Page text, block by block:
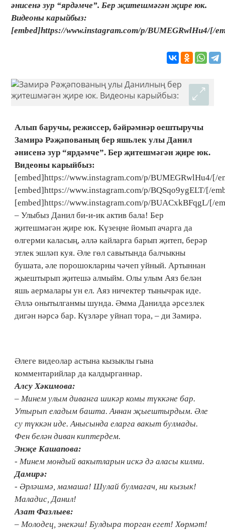
әнисенә зур “ярдәмче”. Бер җитешмәгән җире юк.
Видеоны карыйбыз:
[embed]https://www.instagram.com/p/BUMEGRwlHu4/[/
Алып баручы, режиссер, бәйрәмнәр оештыручы
Замирә Рәҗәпованың бер яшьлек улы Данил
әнисенә зур “ярдәмче”. Бер җитешмәгән җире юк.
Видеоны карыйбыз:
[embed]https://www.instagram.com/p/BUMEGRwlHu4/[/
[embed]https://www.instagram.com/p/BQSqo9ygELT/[/
[embed]https://www.instagram.com/p/BUACxkBFqgL/[/
– Улыбыз Данил би-и-ик актив бала! Бер
җитешмәгән җире юк. Күзеңне йомып ачарга да
өлгерми каласың, әллә кайларга барып җитеп, берәр
этлек эшләп куя. Әле гөл савытында балчыкны
бушата, әле порошокларны чәчеп уйный. Артыннан
җыештырып җитешә алмыйм. Олы улым Аяз белән
яшь аермалары ун ел. Аяз ничектер тынычрак иде.
Әллә онытылганмы шунда. Әмма Данилда әрсезлек
дигән нәрсә бар. Күзләре уйнап тора, – ди Замирә.
Әлеге видеолар астына кызыклы гына
комментарийлар да калдырганнар.
Алсу Хәкимова:
– Минем улым диванга шикәр комы түккәне бар.
Утырып еладым башта. Аннан җыештырдым. Әле
су түккән иде. Анысында еларга вакыт булмады.
Фен белән диван киптердем.
Энҗе Кашапова:
- Минем мондый вакытларын искә дә аласы килми.
Дамирә:
- Әрләшмә, мамаша! Шулай булмагач, ни кызык!
Маладис, Данил!
Азат Фазлыев:
– Молодец, энекәш! Булдыра торган егет! Хөрмәт!